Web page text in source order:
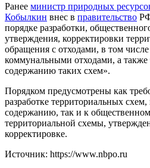
Ранее министр природных
Кобылкин внес в правительство
порядке разработки,
утверждения, корректировки
обращения с отходами, в том
коммунальными отходами, а также
содержанию таких схем».
Порядком предусмотрены как
разработке территориальных схем,
содержанию, так и к
территориальной схемы,
корректировке.
Источник: https://www.nbpo.ru